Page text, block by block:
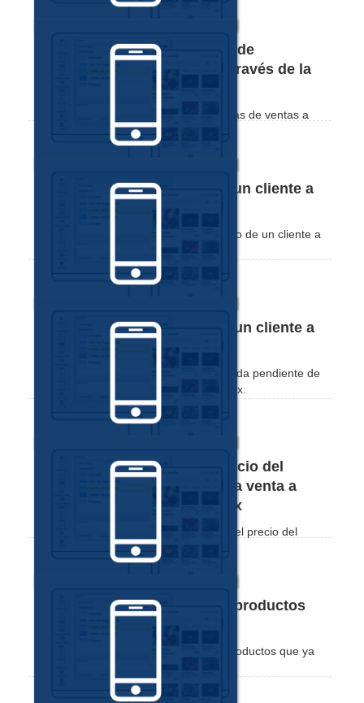
Cómo consultar estadísticas de
facturación y ticket medio a través de la
Vea lo simple que es ver sus estadísticas de ventas a
través de la Aplicación Nex.
Cómo desactivar y reactivar un cliente a
Vea cómo desactivar y activar el registro de un cliente a
Cómo consultar la deuda de un cliente a
Mira lo práctico que es consultar la deuda pendiente de
tus clientes a través de la aplicación Nex.
Cómo permitir cambiar el precio del
producto en el momento de la venta a
través de la aplicación de Nex
Vea cómo liberar la opción de cambiar el precio del
producto en el momento de una venta.
Cómo desactivar o reactivar productos
Vea lo práctico que es desactivar los productos que ya